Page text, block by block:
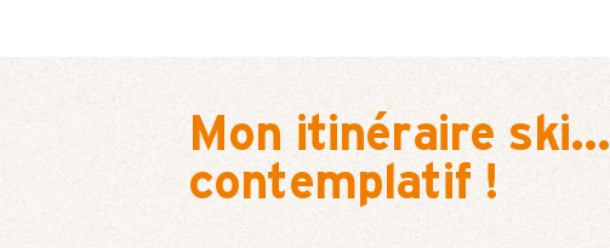
Mon itinéraire ski...
contemplatif !